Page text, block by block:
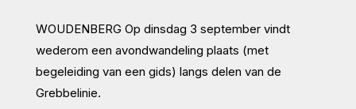
WOUDENBERG Op dinsdag 3 september vindt
wederom een avondwandeling plaats (met
begeleiding van een gids) langs delen van de
Grebbelinie.